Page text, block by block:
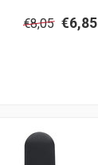
€8,05 €6,85